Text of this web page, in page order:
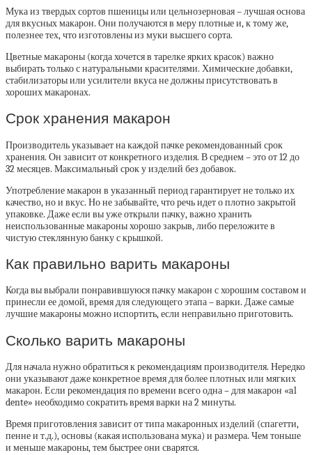
Мука из твердых сортов пшеницы или цельнозерновая – лучшая основа
для вкусных макарон. Они получаются в меру плотные и, к тому же,
полезнее тех, что изготовлены из муки высшего сорта.
Цветные макароны (когда хочется в тарелке ярких красок) важно
выбирать только с натуральными красителями. Химические добавки,
стабилизаторы или усилители вкуса не должны присутствовать в
хороших макаронах.
Срок хранения макарон
Производитель указывает на каждой пачке рекомендованный срок
хранения. Он зависит от конкретного изделия. В среднем – это от 12 до
32 месяцев. Максимальный срок у изделий без добавок.
Употребление макарон в указанный период гарантирует не только их
качество, но и вкус. Но не забывайте, что речь идет о плотно закрытой
упаковке. Даже если вы уже открыли пачку, важно хранить
неиспользованные макароны хорошо закрыв, либо переложите в
чистую стеклянную банку с крышкой.
Как правильно варить макароны
Когда вы выбрали понравившуюся пачку макарон с хорошим составом и
принесли ее домой, время для следующего этапа – варки. Даже самые
лучшие макароны можно испортить, если неправильно приготовить.
Сколько варить макароны
Для начала нужно обратиться к рекомендациям производителя. Нередко
они указывают даже конкретное время для более плотных или мягких
макарон. Если рекомендация по времени всего одна – для макарон «al
dente» необходимо сократить время варки на 2 минуты.
Время приготовления зависит от типа макаронных изделий (спагетти,
пенне и т.д.), основы (какая использована мука) и размера. Чем тоньше
и меньше макароны, тем быстрее они сварятся.